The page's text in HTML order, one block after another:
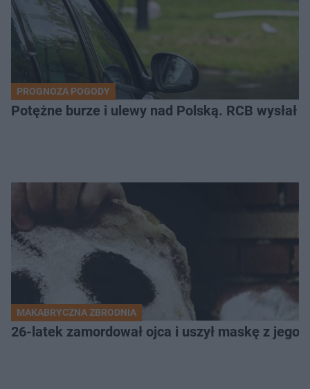
PROGNOZA POGODY
Potężne burze i ulewy nad Polską. RCB
MAKABRYCZNA ZBRODNIA
26-latek zamordował ojca i uszył maskę z